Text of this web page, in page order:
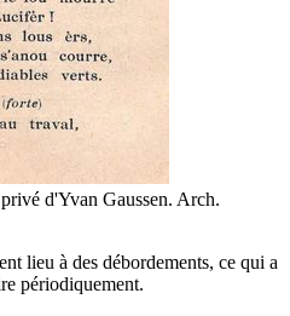
d'Yvan Gaussen. Arch.
lieu à des débordements, ce qui a
périodiquement.